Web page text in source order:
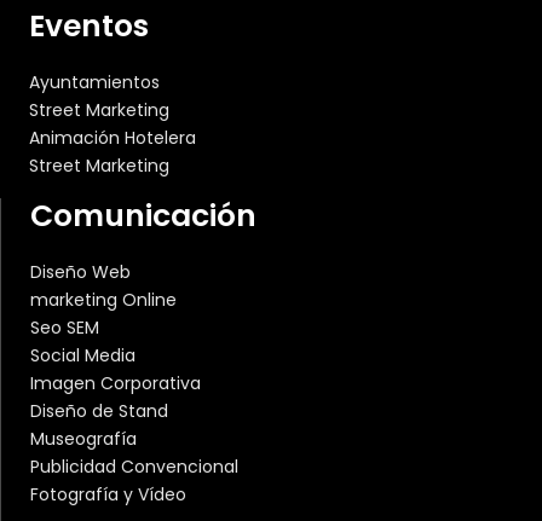
Eventos
Ayuntamientos
Street Marketing
Animación Hotelera
Street Marketing
Comunicación
Diseño Web
marketing Online
Seo SEM
Social Media
Imagen Corporativa
Diseño de Stand
Museografía
Publicidad Convencional
Fotografía y Vídeo